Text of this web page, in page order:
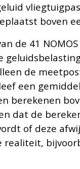
boven
de 41
de
een
berekenen
dat de
of deze
realiteit,